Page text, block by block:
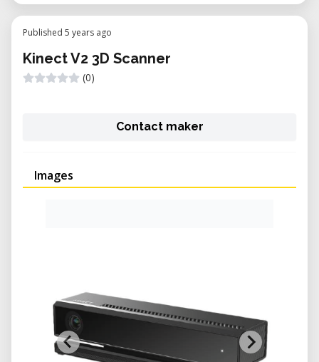
Published 5 years ago
Kinect V2 3D Scanner
(0)
Contact maker
Images